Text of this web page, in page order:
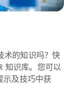
术的知识吗？快
知识库。您可以
示及技巧中获